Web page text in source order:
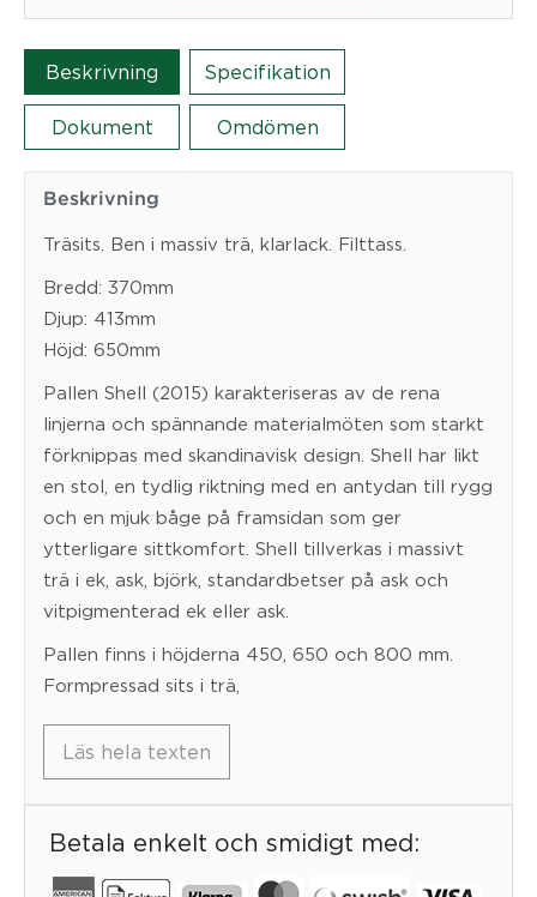
Beskrivning Specifikation
Dokument Omdömen
Beskrivning
Träsits. Ben i massiv trä, klarlack. Filttass.
Bredd: 370mm
Djup: 413mm
Höjd: 650mm
Pallen Shell (2015) karakteriseras av de rena
linjerna och spännande materialmöten som starkt
förknippas med skandinavisk design. Shell har likt
en stol, en tydlig riktning med en antydan till rygg
och en mjuk båge på framsidan som ger
ytterligare sittkomfort. Shell tillverkas i massivt
trä i ek, ask, björk, standardbetser på ask och
vitpigmenterad ek eller ask.
Pallen finns i höjderna 450, 650 och 800 mm.
Formpressad sits i trä,
Läs hela texten
Betala enkelt och smidigt med: